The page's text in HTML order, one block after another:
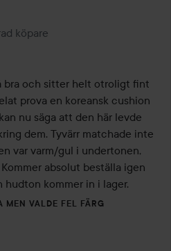
1 år
köpare
bra och sitter helt otroligt fint
prova en koreansk cushion
nu säga att den här levde
dem. Tyvärr matchade inte
var varm/gul i undertonen,
absolut beställa igen
hudton kommer in i lager.
MEN VALDE FEL FÄRG